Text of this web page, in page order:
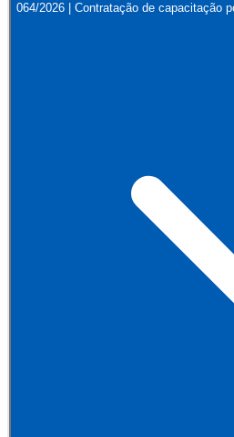
064/2026 | Contratação de capacitação